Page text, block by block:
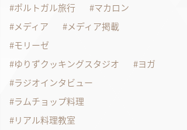
ポルトガル旅行
マカロン
メディア
メディア掲載
モリーゼ
ゆりずクッキングスタジオ
ヨガ
ラジオインタビュー
ラムチョップ料理
リアル料理教室